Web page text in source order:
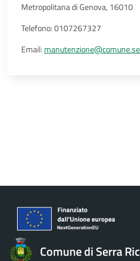
Metropolitana di Genova, 16010
Telefono: 0107267327
Email:
Comune di Serra